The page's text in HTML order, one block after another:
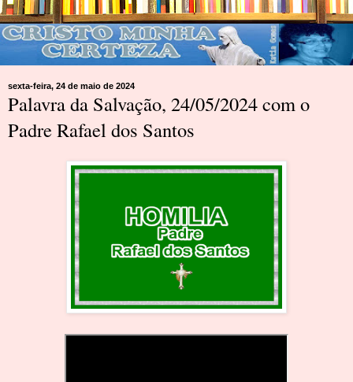
sexta-feira, 24 de maio de 2024
Palavra da Salvação, 24/05/2024 com o
Padre Rafael dos Santos